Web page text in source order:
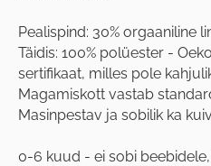
Pealispind: 30% orgaaniline
Täidis: 100% polüester -
sertifikaat, milles pole
Magamiskott vastab
Masinpestav ja sobilik ka
0-6 kuud - ei sobi